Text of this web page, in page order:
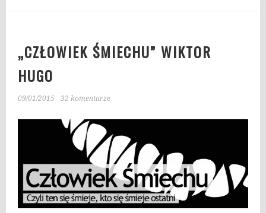
„CZŁOWIEK ŚMIECHU” WIKTOR
HUGO
09/01/2015 32 komentarze